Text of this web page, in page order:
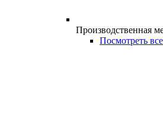
Производственная
Посмотреть